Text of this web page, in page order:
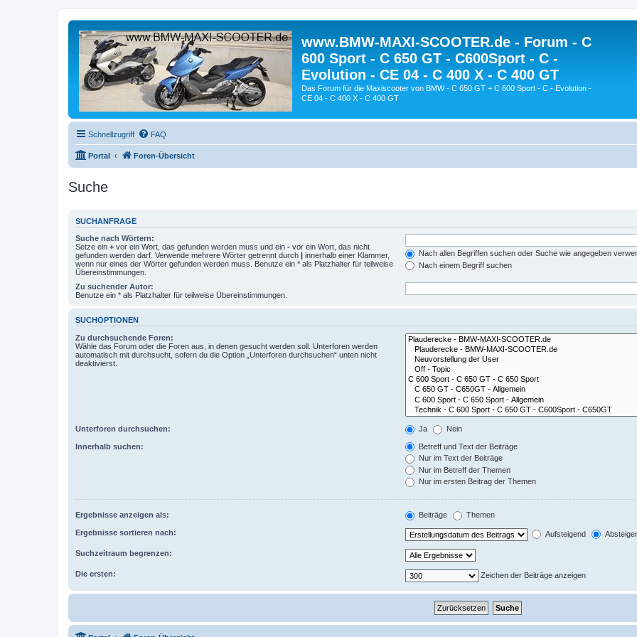
www.BMW-MAXI-SCOOTER.de - Forum - C
600 Sport - C 650 GT - C600Sport - C -
Evolution - CE 04 - C 400 X - C 400 GT
Das Forum für die Maxiscooter von BMW - C 650 GT + C 600 Sport - C - Evolution -
CE 04 - C 400 X - C 400 GT
Schnellzugriff FAQ
Portal Foren-Übersicht
Suche
SUCHANFRAGE
Suche nach Wörtern:
Setze ein + vor ein Wort, das gefunden werden muss und ein - vor ein Wort, das nicht
gefunden werden darf. Verwende mehrere Wörter getrennt durch | innerhalb einer Klammer,
wenn nur eines der Wörter gefunden werden muss. Benutze ein * als Platzhalter für teilweise
Übereinstimmungen.
Nach allen Begriffen suchen oder Suche wie angegeben
Nach einem Begriff suchen
Zu suchender Autor:
Benutze ein * als Platzhalter für teilweise Übereinstimmungen.
SUCHOPTIONEN
Zu durchsuchende Foren:
Wähle das Forum oder die Foren aus, in denen gesucht werden soll. Unterforen werden
automatisch mit durchsucht, sofern du die Option „Unterforen durchsuchen“ unten nicht
deaktivierst.
Unterforen durchsuchen: Ja Nein
Innerhalb suchen:
Betreff und Text der Beiträge
Nur im Text der Beiträge
Nur im Betreff der Themen
Nur im ersten Beitrag der Themen
Ergebnisse anzeigen als: Beiträge Themen
Ergebnisse sortieren nach: Aufsteigend
Suchzeitraum begrenzen:
Die ersten: Zeichen der Beiträge anzeigen